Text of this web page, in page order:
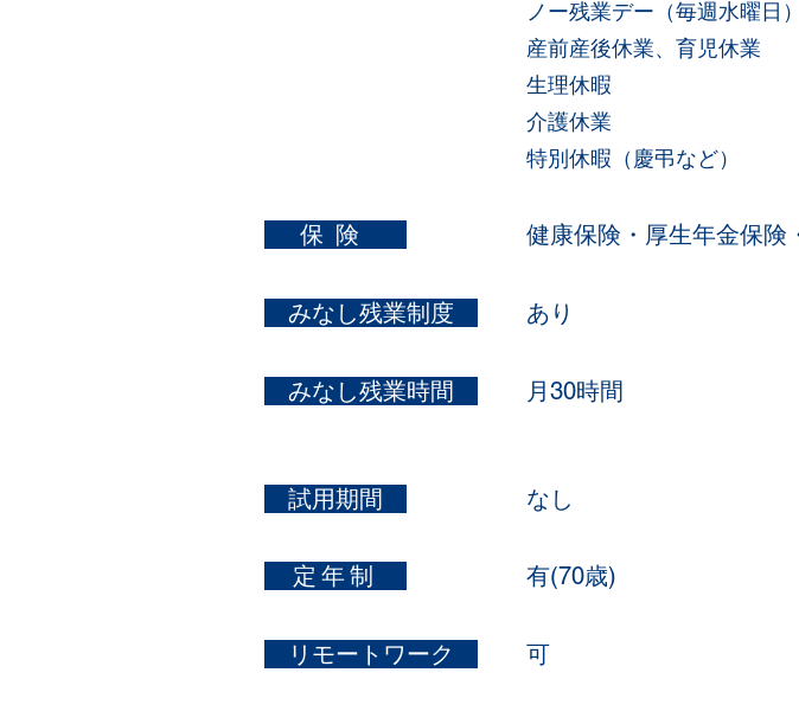
​ 保険
​ みなし残業制度
​ みなし残業時間
試用期間
定年制
​ リモートワーク
ノー残業デー（毎週水曜日）
産前産後休業、育児休業
生理休暇
介護休業
特別休暇（慶弔など）
健康保険・厚生年金保険
​あり
​月30時間
なし
​有(70歳)
​可